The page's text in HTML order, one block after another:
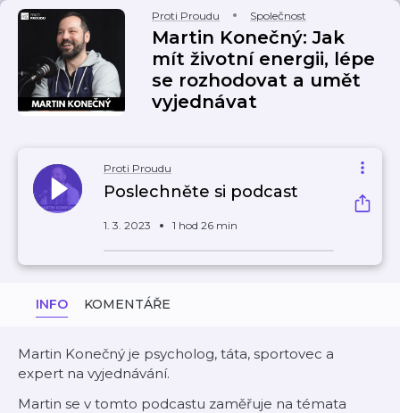
Proti Proudu Společnost
Martin Konečný: Jak
mít životní energii, lépe
se rozhodovat a umět
vyjednávat
Proti Proudu
Poslechněte si podcast
1. 3. 2023 1 hod 26 min
INFO KOMENTÁŘE
Martin Konečný je psycholog, táta, sportovec a
expert na vyjednávání.
Martin se v tomto podcastu zaměřuje na témata